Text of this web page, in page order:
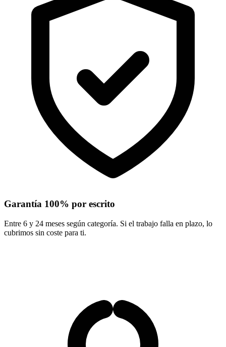
Garantía 100% por escrito
Entre 6 y 24 meses según categoría. Si el trabajo falla en plazo, lo
cubrimos sin coste para ti.